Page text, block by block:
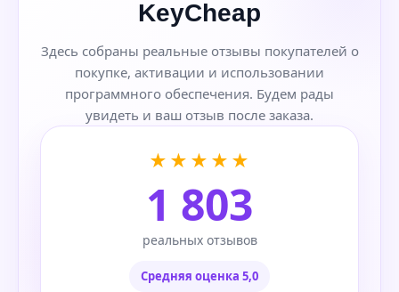
KeyCheap
Здесь собраны реальные отзывы покупателей о
покупке, активации и использовании
программного обеспечения. Будем рады
увидеть и ваш отзыв после заказа.
★★★★★
1 803
реальных отзывов
Средняя оценка 5,0